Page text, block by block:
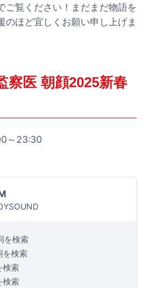
ご覧ください！まだまだ物語を
のほど宜しくお願い申し上げま
察医 朝顔2025新春
～23:30
を検索
を検索
検索
検索